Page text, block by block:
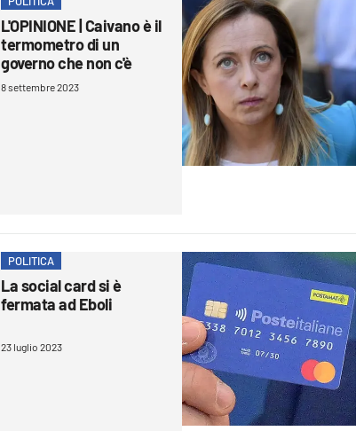
L'OPINIONE | Caivano è il
termometro di un
governo che non c'è
8 settembre 2023
POLITICA
La social card si è
fermata ad Eboli
23 luglio 2023